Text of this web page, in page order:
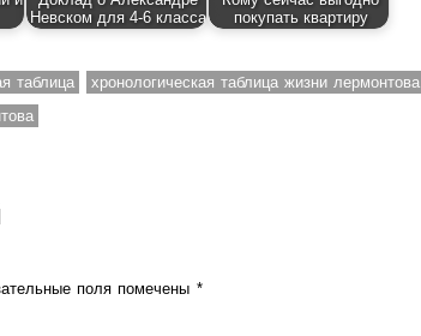
Невском для 4-6 класса
покупать квартиру
таблица
хронологическая таблица жизни лермонтова
поля помечены *